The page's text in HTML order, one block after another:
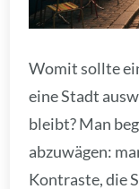
Womit sollte
eine Stadt
bleibt? Man
abzuwägen:
Kontraste, die